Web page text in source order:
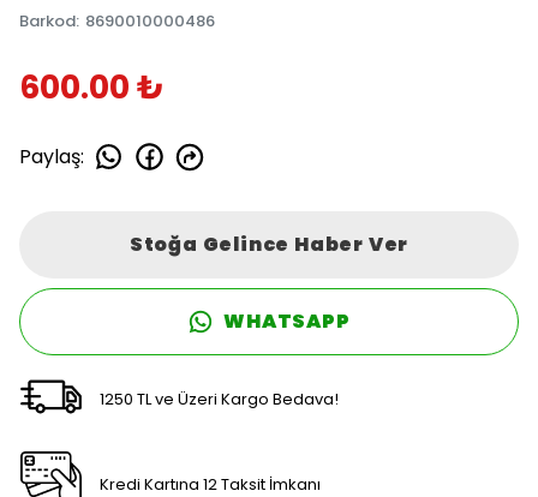
Barkod: 8690010000486
600.00 ₺
Paylaş:
Stoğa Gelince Haber Ver
WHATSAPP
1250 TL ve Üzeri Kargo Bedava!
Kredi Kartına 12 Taksit İmkanı